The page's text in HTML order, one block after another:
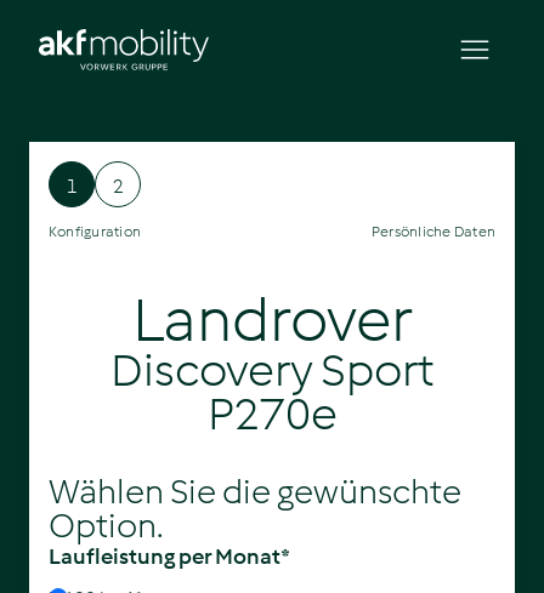
Landrover
Discovery Sport
P270e
1 2
Konfiguration Persönliche Daten
Wählen Sie die gewünschte
Option.
Laufleistungper Monat*